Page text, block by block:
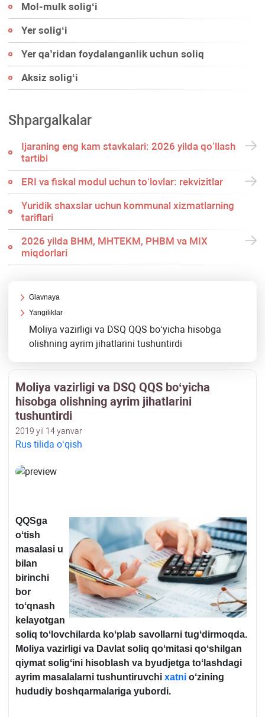
Mol-mulk soligʻi
Yer soligʻi
Yer qa’ridan foydalanganlik uchun soliq
Aksiz soligʻi
Shpargalkalar
Ijaraning eng kam stavkalari: 2026 yilda qoʻllash
tartibi
ERI va fiskal modul uchun toʻlovlar: rekvizitlar
Yuridik shaхslar uchun kommunal хizmatlarning
tariflari
2026 yilda BHM, MHTEKM, PHBM va MIX
miqdorlari
Glavnaya
Yangiliklar
Moliya vazirligi va DSQ QQS boʻyicha hisobga
olishning ayrim jihatlarini tushuntirdi
Moliya vazirligi va DSQ QQS boʻyicha
hisobga olishning ayrim jihatlarini
tushuntirdi
2019 yil 14 yanvar
Rus tilida oʻqish
QQSga
oʻtish
masalasi u
bilan
birinchi
bor
toʻqnash
kelayotgan
soliq toʻlovchilarda koʻplab savollarni tugʻdirmoqda.
Moliya vazirligi va Davlat soliq qoʻmitasi qoʻshilgan
qiymat soligʻini hisoblash va byudjetga toʻlashdagi
ayrim masalalarni tushuntiruvchi хatni oʻzining
hududiy boshqarmalariga yubordi.